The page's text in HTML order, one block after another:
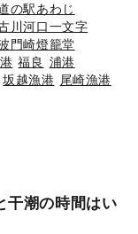
の駅あわじ
川河口一文字
門崎燈籠堂
福良 浦港
坂越漁港 尾崎漁港
干潮の時間はい